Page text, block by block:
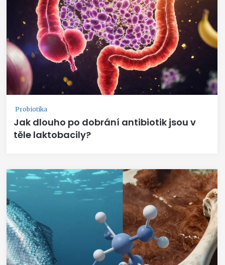
Probiotika
Jak dlouho po dobrání antibiotik jsou v
těle laktobacily?